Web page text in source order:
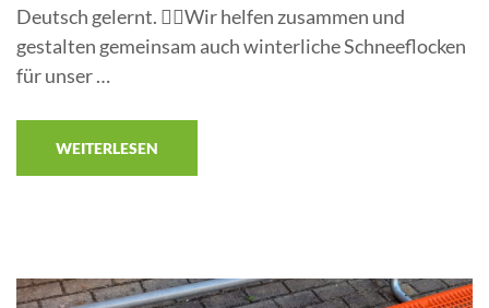
Deutsch gelernt. ✍🏼Wir helfen zusammen und
gestalten gemeinsam auch winterliche Schneeflocken
für unser …
WEITERLESEN